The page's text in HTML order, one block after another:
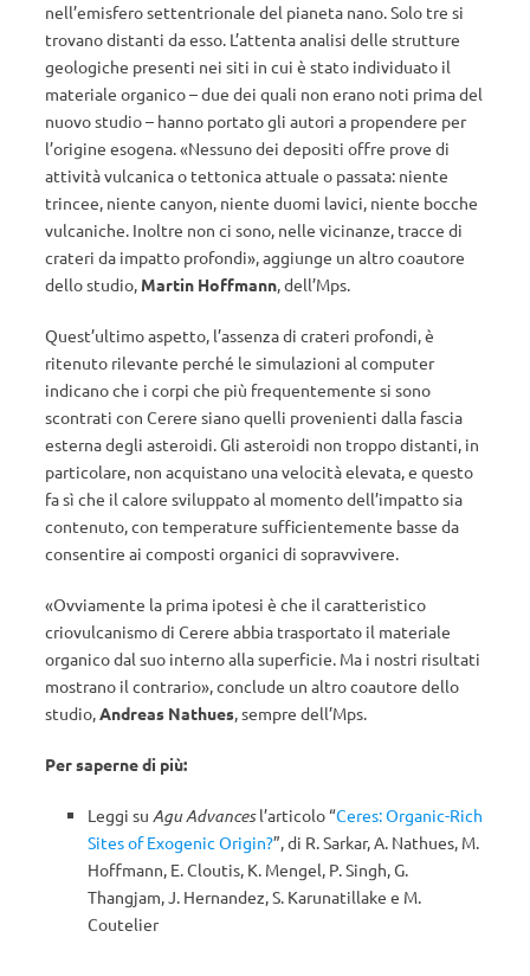
nell’emisfero settentrionale del pianeta nano. Solo tre si
trovano distanti da esso. L’attenta analisi delle strutture
geologiche presenti nei siti in cui è stato individuato il
materiale organico – due dei quali non erano noti prima del
nuovo studio – hanno portato gli autori a propendere per
l’origine esogena. «Nessuno dei depositi offre prove di
attività vulcanica o tettonica attuale o passata: niente
trincee, niente canyon, niente duomi lavici, niente bocche
vulcaniche. Inoltre non ci sono, nelle vicinanze, tracce di
crateri da impatto profondi», aggiunge un altro coautore
dello studio, Martin Hoffmann, dell’Mps.
Quest’ultimo aspetto, l’assenza di crateri profondi, è
ritenuto rilevante perché le simulazioni al computer
indicano che i corpi che più frequentemente si sono
scontrati con Cerere siano quelli provenienti dalla fascia
esterna degli asteroidi. Gli asteroidi non troppo distanti, in
particolare, non acquistano una velocità elevata, e questo
fa sì che il calore sviluppato al momento dell’impatto sia
contenuto, con temperature sufficientemente basse da
consentire ai composti organici di sopravvivere.
«Ovviamente la prima ipotesi è che il caratteristico
criovulcanismo di Cerere abbia trasportato il materiale
organico dal suo interno alla superficie. Ma i nostri risultati
mostrano il contrario», conclude un altro coautore dello
studio,Andreas Nathues, sempre dell’Mps.
Per saperne di più:
Leggi su Agu Advancesl’articolo “Ceres: Organic-Rich
Sites of Exogenic Origin?”, di R. Sarkar, A. Nathues, M.
Hoffmann, E. Cloutis, K. Mengel, P. Singh, G.
Thangjam, J. Hernandez, S. Karunatillake e M.
Coutelier